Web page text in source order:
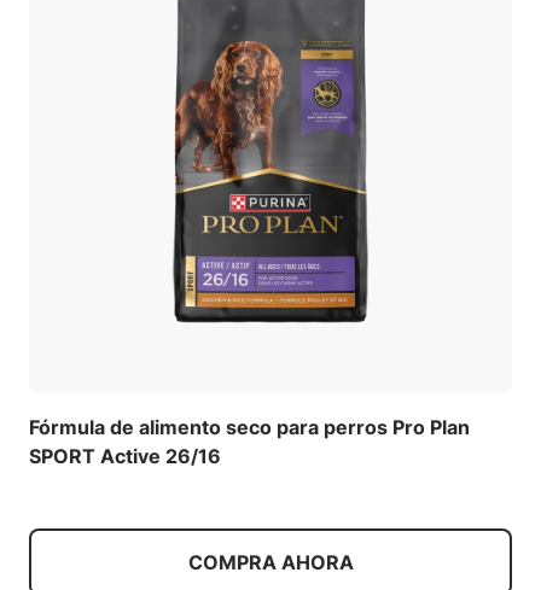
Fórmula de alimento seco para perros Pro Plan
SPORT Active 26/16
COMPRA AHORA